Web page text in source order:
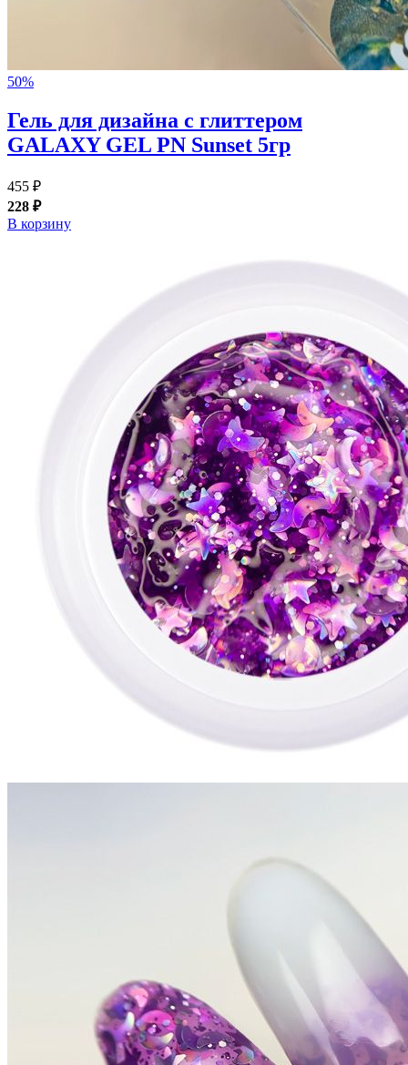
50%
Гель для дизайна с глиттером
GALAXY GEL PN Sunset 5гр
455 ₽
228 ₽
В корзину